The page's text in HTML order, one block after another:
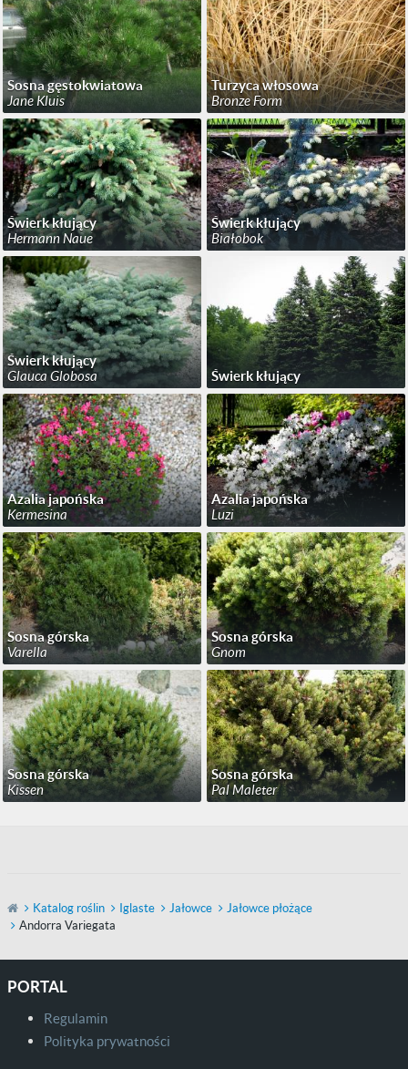
Sosna gęstokwiatowa
Jane Kluis
Turzyca włosowa
Bronze Form
Świerk kłujący
Hermann Naue
Świerk kłujący
Białobok
Świerk kłujący
Glauca Globosa
Świerk kłujący
Azalia japońska
Kermesina
Azalia japońska
Luzi
Sosna górska
Varella
Sosna górska
Gnom
Sosna górska
Kissen
Sosna górska
Pal Maleter
Katalog roślin Iglaste Jałowce
Jałowce płożące
Andorra Variegata
PORTAL
Regulamin
Polityka prywatności